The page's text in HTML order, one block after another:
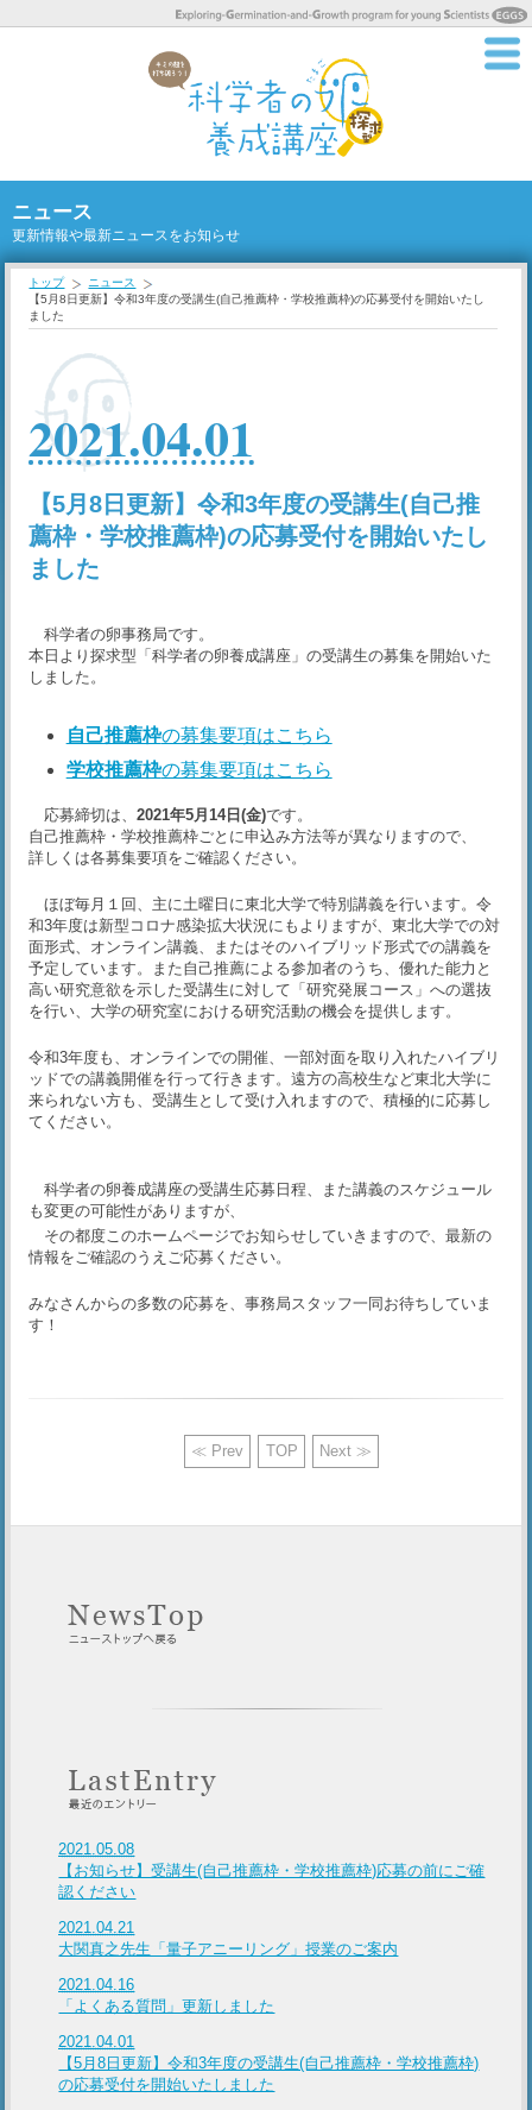
ニュース
更新情報や最新ニュースをお知らせ
トップ
ニュース
【5月8日更新】令和3年度の受講生(自己推薦枠・学校推薦枠)の応募受付を開始いたし
ました
2021.04.01
【5月8日更新】令和3年度の受講生(自己推
薦枠・学校推薦枠)の応募受付を開始いたし
ました
科学者の卵事務局です。
本日より探求型「科学者の卵養成講座」の受講生の募集を開始いた
しました。
自己推薦枠の募集要項はこちら
学校推薦枠の募集要項はこちら
応募締切は、2021年5月14日(金)です。
自己推薦枠・学校推薦枠ごとに申込み方法等が異なりますので、
詳しくは各募集要項をご確認ください。
ほぼ毎月１回、主に土曜日に東北大学で特別講義を行います。令
和3年度は新型コロナ感染拡大状況にもよりますが、東北大学での対
面形式、オンライン講義、またはそのハイブリッド形式での講義を
予定しています。また自己推薦による参加者のうち、優れた能力と
高い研究意欲を示した受講生に対して「研究発展コース」への選抜
を行い、大学の研究室における研究活動の機会を提供します。
令和3年度も、オンラインでの開催、一部対面を取り入れたハイブリ
ッドでの講義開催を行って行きます。遠方の高校生など東北大学に
来られない方も、受講生として受け入れますので、積極的に応募し
てください。
科学者の卵養成講座の受講生応募日程、また講義のスケジュール
も変更の可能性がありますが、
その都度このホームページでお知らせしていきますので、最新の
情報をご確認のうえご応募ください。
みなさんからの多数の応募を、事務局スタッフ一同お待ちしていま
す！
≪ Prev TOP Next ≫
2021.05.08
【お知らせ】受講生(自己推薦枠・学校推薦枠)応募の前にご確
認ください
2021.04.21
大関真之先生「量子アニーリング」授業のご案内
2021.04.16
「よくある質問」更新しました
2021.04.01
【5月8日更新】令和3年度の受講生(自己推薦枠・学校推薦枠)
の応募受付を開始いたしました